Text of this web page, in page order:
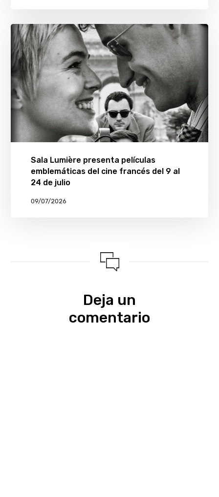
Sala Lumière presenta películas
emblemáticas del cine francés del 9 al
24 de julio
09/07/2026
Deja un
comentario